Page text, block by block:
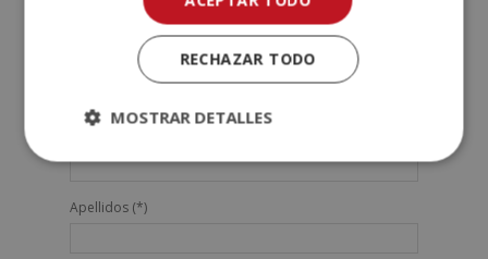
Apellidos (*)
RECHAZAR TODO
MOSTRAR DETALLES